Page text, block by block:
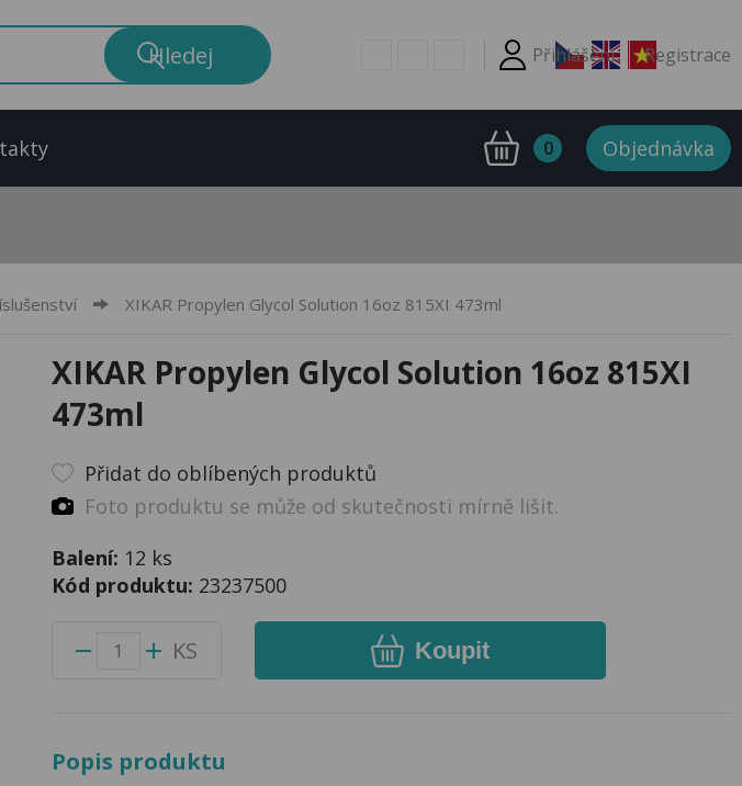
Přihlášení Registrace
0 Objednávka
XIKAR Propylen Glycol Solution 16oz 815XI 473ml
XIKAR Propylen Glycol Solution 16oz 815XI
473ml
Přidat do oblíbených produktů
Foto produktu se může od skutečnosti mírně lišit.
Balení: 12 ks
Kód produktu: 23237500
KS Koupit
Popis produktu